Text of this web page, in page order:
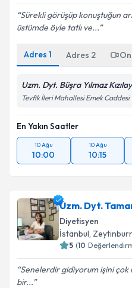
Sürekli görüşüp konuştuğun
üstümde öyle tatlı ve...
Adres 1 Adres 2
Uzm. Dyt. Büşra Yılmaz Kızılay
Tevfik İleri Mahallesi Emek Caddesi
En Yakın Saatler
10 Ağu
10:00
10 Ağu
10:15
Uzm. Dyt.
Diyetisyen
İstanbul,
5 (10
Senelerdir gidiyorum işini çok
bir...